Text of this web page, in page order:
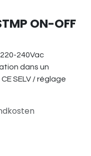
ON-OFF
240Vac
dans un
SELV / réglage